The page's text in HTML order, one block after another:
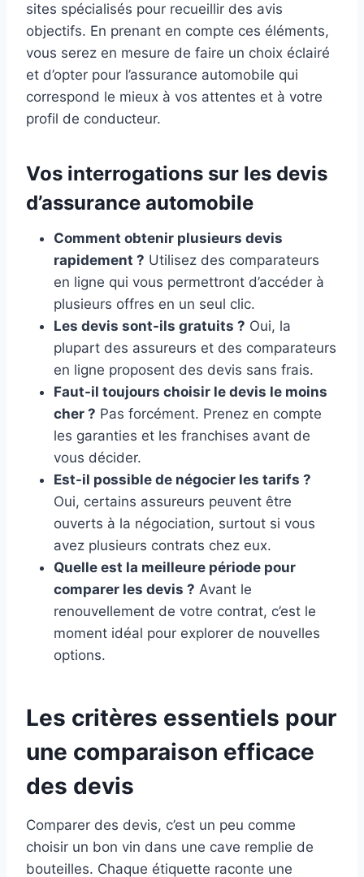
sites spécialisés pour recueillir des avis
objectifs. En prenant en compte ces éléments,
vous serez en mesure de faire un choix éclairé
et d’opter pour l’assurance automobile qui
correspond le mieux à vos attentes et à votre
profil de conducteur.
Vos interrogations sur les devis
d’assurance automobile
Comment obtenir plusieurs devis
rapidement ? Utilisez des comparateurs
en ligne qui vous permettront d’accéder à
plusieurs offres en un seul clic.
Les devis sont-ils gratuits ? Oui, la
plupart des assureurs et des comparateurs
en ligne proposent des devis sans frais.
Faut-il toujours choisir le devis le moins
cher ? Pas forcément. Prenez en compte
les garanties et les franchises avant de
vous décider.
Est-il possible de négocier les tarifs ?
Oui, certains assureurs peuvent être
ouverts à la négociation, surtout si vous
avez plusieurs contrats chez eux.
Quelle est la meilleure période pour
comparer les devis ? Avant le
renouvellement de votre contrat, c’est le
moment idéal pour explorer de nouvelles
options.
Les critères essentiels pour
une comparaison efficace
des devis
Comparer des devis, c’est un peu comme
choisir un bon vin dans une cave remplie de
bouteilles. Chaque étiquette raconte une